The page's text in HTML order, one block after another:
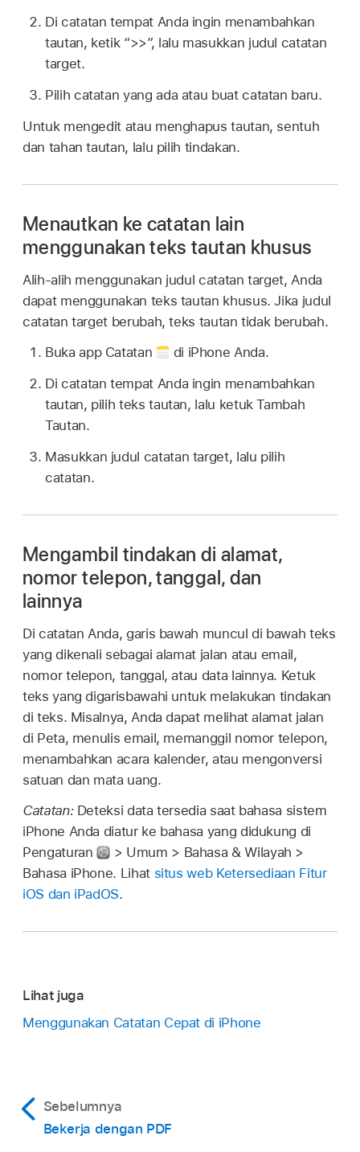
Di catatan tempat Anda ingin menambahkan
tautan, ketik “>>”, lalu masukkan judul catatan
target.
Pilih catatan yang ada atau buat catatan baru.
Untuk mengedit atau menghapus tautan, sentuh
dan tahan tautan, lalu pilih tindakan.
Menautkan ke catatan lain
menggunakan teks tautan khusus
Alih-alih menggunakan judul catatan target, Anda
dapat menggunakan teks tautan khusus. Jika judul
catatan target berubah, teks tautan tidak berubah.
Buka app Catatan
di iPhone Anda.
Di catatan tempat Anda ingin menambahkan
tautan, pilih teks tautan, lalu ketuk Tambah
Tautan.
Masukkan judul catatan target, lalu pilih
catatan.
Mengambil tindakan di alamat,
nomor telepon, tanggal, dan
lainnya
Di catatan Anda, garis bawah muncul di bawah teks
yang dikenali sebagai alamat jalan atau email,
nomor telepon, tanggal, atau data lainnya. Ketuk
teks yang digarisbawahi untuk melakukan tindakan
di teks. Misalnya, Anda dapat melihat alamat jalan
di Peta, menulis email, memanggil nomor telepon,
menambahkan acara kalender, atau mengonversi
satuan dan mata uang.
Catatan: Deteksi data tersedia saat bahasa sistem
iPhone Anda diatur ke bahasa yang didukung di
Pengaturan
> Umum > Bahasa & Wilayah >
Bahasa iPhone. Lihat situs web Ketersediaan Fitur
iOS dan iPadOS.
Lihat juga
Menggunakan Catatan Cepat di iPhone
Sebelumnya
Bekerja dengan PDF